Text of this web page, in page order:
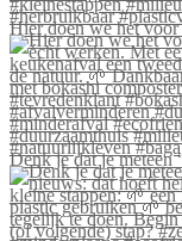
Hier doen we het
Denk je dat je meteen